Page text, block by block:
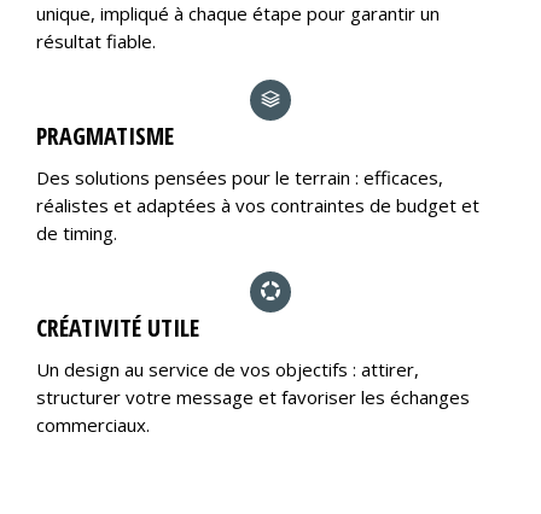
unique, impliqué à chaque étape pour garantir un
résultat fiable.
PRAGMATISME
Des solutions pensées pour le terrain : efficaces,
réalistes et adaptées à vos contraintes de budget et
de timing.
CRÉATIVITÉ UTILE
Un design au service de vos objectifs : attirer,
structurer votre message et favoriser les échanges
commerciaux.